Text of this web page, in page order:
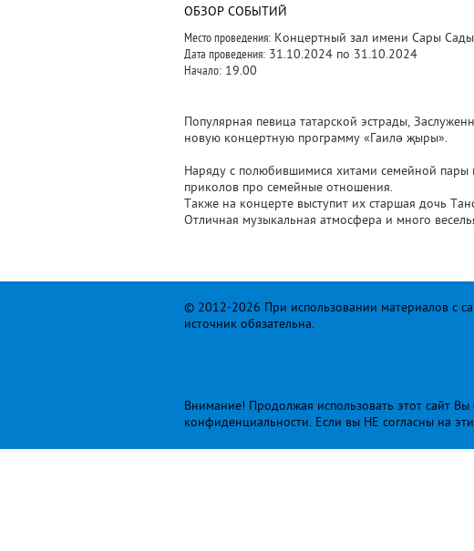
ОБЗОР СОБЫТИЙ
Место проведения: Концертный зал имени Сары
Дата проведения: 31.10.2024 по 31.10.2024
Начало: 19.00
Популярная певица татарской эстрады,
новую концертную программу «Гаилә җыры».
Наряду с полюбившимися хитами семейной
приколов про семейные отношения.
Также на концерте выступит их старшая дочь
Отличная музыкальная атмосфера и много
© 2012-2026 При использовании материалов с
источник обязательна.
Внимание! Продолжая использовать этот сайт
конфиденциальности. Если вы НЕ согласны на